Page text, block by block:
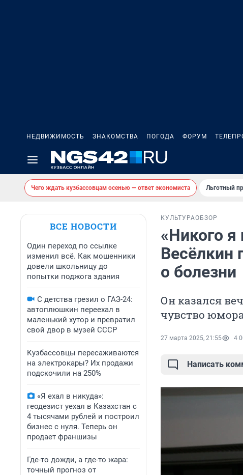
НЕДВИЖИМОСТЬ ЗНАКОМСТВА ПОГОДА ФОРУМ
Чего ждать кузбассовцам осенью — ответ экономиста Льготный
ВСЕ НОВОСТИ
Один переход по ссылке
изменил всё. Как мошенники
довели школьницу до
попытки поджога здания
С детства грезил о ГАЗ-24:
автоплюшкин переехал в
маленький хутор и превратил
свой двор в музей СССР
Кузбассовцы пересаживаются
на электрокары? Их продажи
подскочили на 250%
«Я ехал в никуда»:
геодезист уехал в Казахстан с
4 тысячами рублей и построил
бизнес с нуля. Теперь он
продает франшизы
Где-то дожди, а где-то жара:
точный прогноз от
КУЛЬТУРАОБЗОР
«Никого я
Весёлкин
о болезни
Он казался
чувство
27 марта 2025, 21:55 4
Написать